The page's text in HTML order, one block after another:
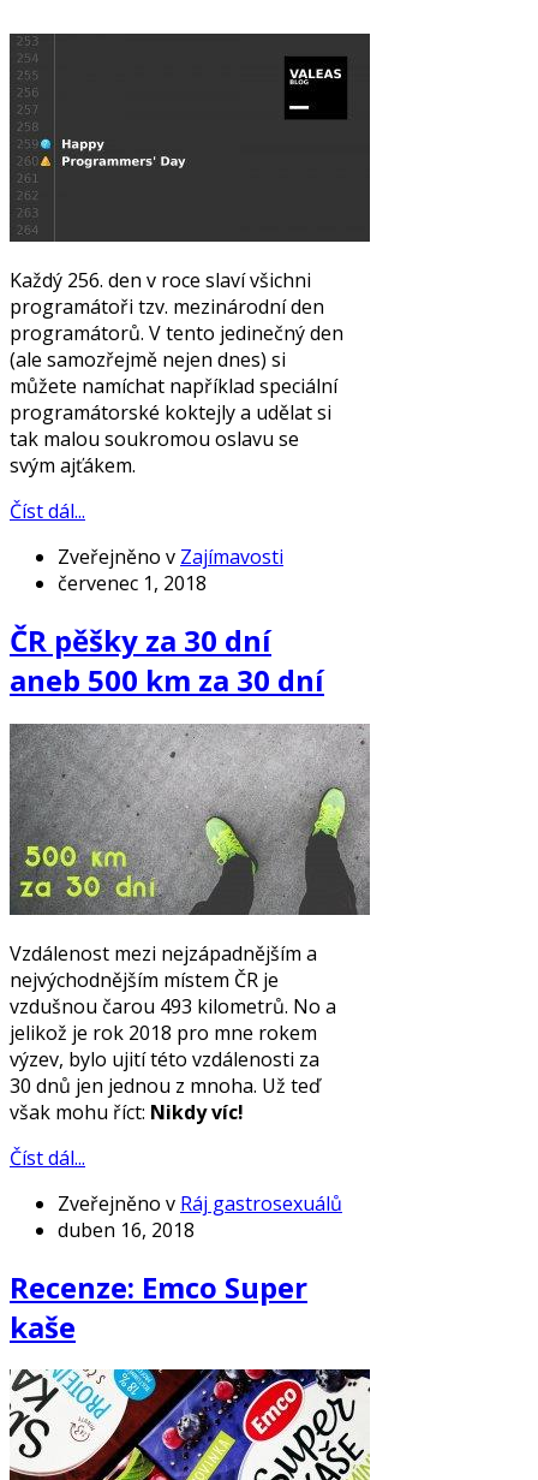
Každý 256. den v roce slaví všichni
programátoři tzv. mezinárodní den
programátorů. V tento jedinečný den
(ale samozřejmě nejen dnes) si
můžete namíchat například speciální
programátorské koktejly a udělat si
tak malou soukromou oslavu se
svým ajťákem.
Číst dál...
Zveřejněno v Zajímavosti
červenec 1, 2018
ČR pěšky za 30 dní
aneb 500 km za 30 dní
Vzdálenost mezi nejzápadnějším a
nejvýchodnějším místem ČR je
vzdušnou čarou 493 kilometrů. No a
jelikož je rok 2018 pro mne rokem
výzev, bylo ujití této vzdálenosti za
30 dnů jen jednou z mnoha. Už teď
však mohu říct: Nikdy víc!
Číst dál...
Zveřejněno v Ráj gastrosexuálů
duben 16, 2018
Recenze: Emco Super
kaše